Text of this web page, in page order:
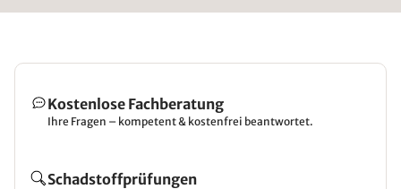
Kostenlose Fachberatung
Ihre Fragen – kompetent & kostenfrei beantwortet.
Schadstoffprüfungen